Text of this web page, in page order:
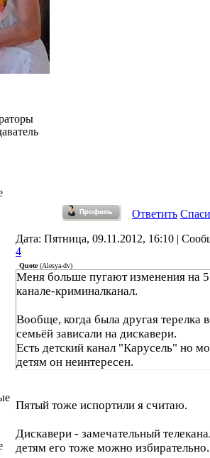
Ответить
Дата: Пятница, 09.11.2012, 16:10 |
4
Quote(Alesya-dv)
Меня больше пугают изменения на 5
канале-криминалканал.
Вообще, когда была другая терелка
семьёй зависали на дискавери.
Есть детский канал "Карусель" но
детям он неинтересен.
Пятый тоже испортили я считаю.
Дискавери - замечательный
детям его тоже можно избирательно.